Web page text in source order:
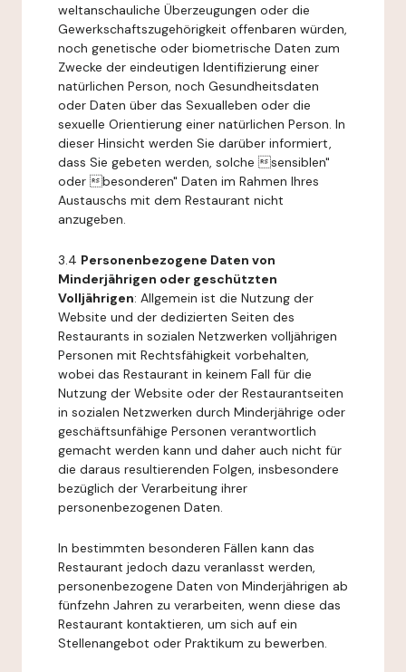
weltanschauliche Überzeugungen oder die
Gewerkschaftszugehörigkeit offenbaren würden,
noch genetische oder biometrische Daten zum
Zwecke der eindeutigen Identifizierung einer
natürlichen Person, noch Gesundheitsdaten
oder Daten über das Sexualleben oder die
sexuelle Orientierung einer natürlichen Person. In
dieser Hinsicht werden Sie darüber informiert,
dass Sie gebeten werden, solche sensiblen"
oder besonderen" Daten im Rahmen Ihres
Austauschs mit dem Restaurant nicht
anzugeben.
3.4 Personenbezogene Daten von
Minderjährigen oder geschützten
Volljährigen: Allgemein ist die Nutzung der
Website und der dedizierten Seiten des
Restaurants in sozialen Netzwerken volljährigen
Personen mit Rechtsfähigkeit vorbehalten,
wobei das Restaurant in keinem Fall für die
Nutzung der Website oder der Restaurantseiten
in sozialen Netzwerken durch Minderjährige oder
geschäftsunfähige Personen verantwortlich
gemacht werden kann und daher auch nicht für
die daraus resultierenden Folgen, insbesondere
bezüglich der Verarbeitung ihrer
personenbezogenen Daten.
In bestimmten besonderen Fällen kann das
Restaurant jedoch dazu veranlasst werden,
personenbezogene Daten von Minderjährigen ab
fünfzehn Jahren zu verarbeiten, wenn diese das
Restaurant kontaktieren, um sich auf ein
Stellenangebot oder Praktikum zu bewerben.